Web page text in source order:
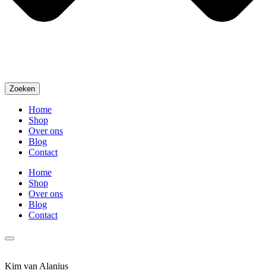
Zoeken
Home
Shop
Over ons
Blog
Contact
Home
Shop
Over ons
Blog
Contact
Kim van Alanius